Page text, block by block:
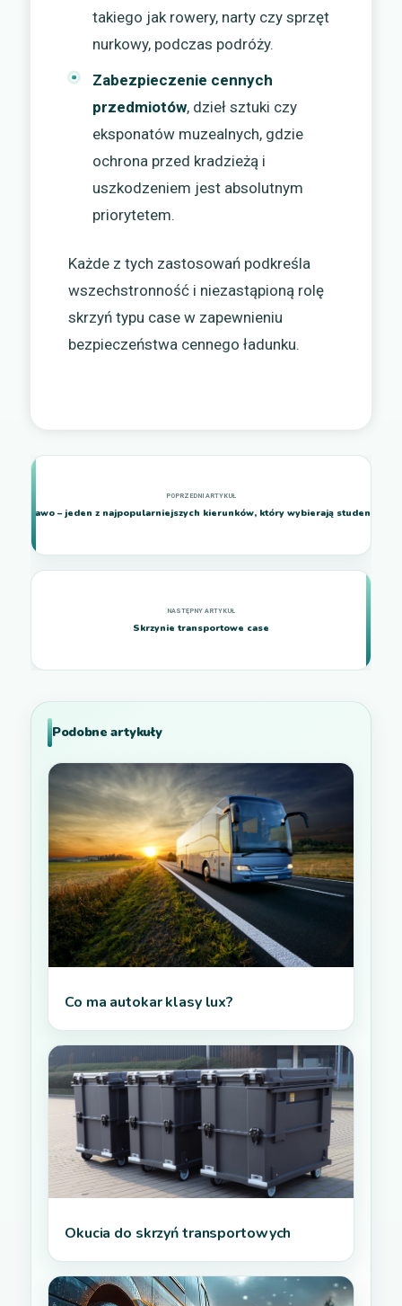
takiego jak rowery, narty czy sprzęt
nurkowy, podczas podróży.
Zabezpieczenie cennych
przedmiotów, dzieł sztuki czy
eksponatów muzealnych, gdzie
ochrona przed kradzieżą i
uszkodzeniem jest absolutnym
priorytetem.
Każde z tych zastosowań podkreśla
wszechstronność i niezastąpioną rolę
skrzyń typu case w zapewnieniu
bezpieczeństwa cennego ładunku.
Prawo – jeden z najpopularniejszych kierunków, który wybierają studenci
Skrzynie transportowe case
Podobne artykuły
Co ma autokar klasy lux?
Okucia do skrzyń transportowych